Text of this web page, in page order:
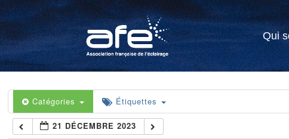
Qui
Catégories Étiquettes
21 DÉCEMBRE 2023
4 h 00 min
5 h 00 min
6 h 00 min
7 h 00 min